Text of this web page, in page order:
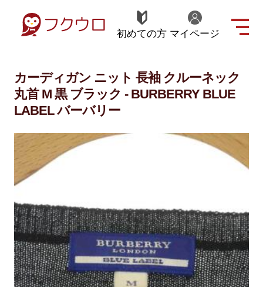
初めての方 マイページ
カーディガン ニット 長袖 クルーネック
丸首 M 黒 ブラック - BURBERRY BLUE
LABEL バーバリー